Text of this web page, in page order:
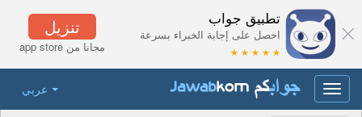
تنزيل
مجانا من app store
تطبيق جواب
احصل على إجابة الخبراء بسرعة
★ ★ ★ ★ ★
عربي
Toggle
navigation